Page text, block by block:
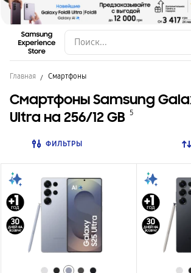
Главная Смартфоны
Смартфоны Samsung
Ultra на 256/12 GB 5
ФИЛЬТРЫ